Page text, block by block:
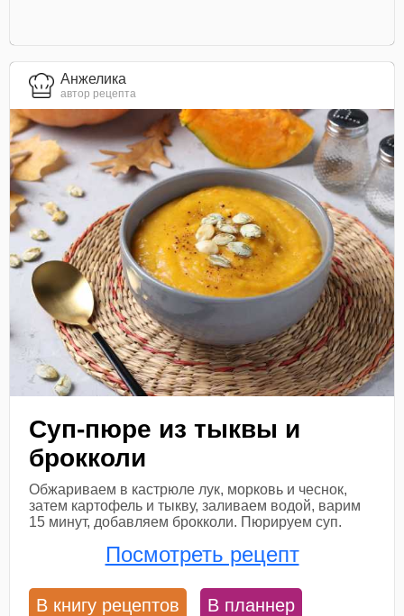
Анжелика
автор рецепта
Суп-пюре из тыквы и
брокколи
Обжариваем в кастрюле лук, морковь и чеснок,
затем картофель и тыкву, заливаем водой, варим
15 минут, добавляем брокколи. Пюрируем суп.
Посмотреть рецепт
В книгу рецептов В планнер